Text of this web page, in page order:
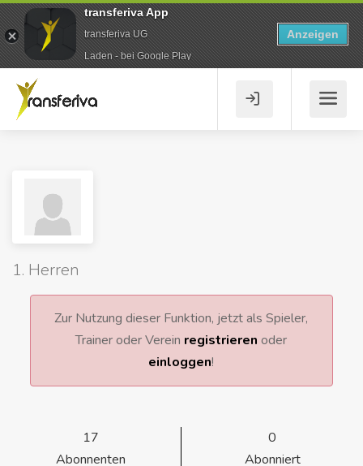
1. Herren
Zur Nutzung dieser Funktion, jetzt als Spieler,
Trainer oder Verein registrieren oder
einloggen!
17
Abonnenten
0
Abonniert
transferiva App
transferiva UG
Laden - bei Google Play
Anzeigen